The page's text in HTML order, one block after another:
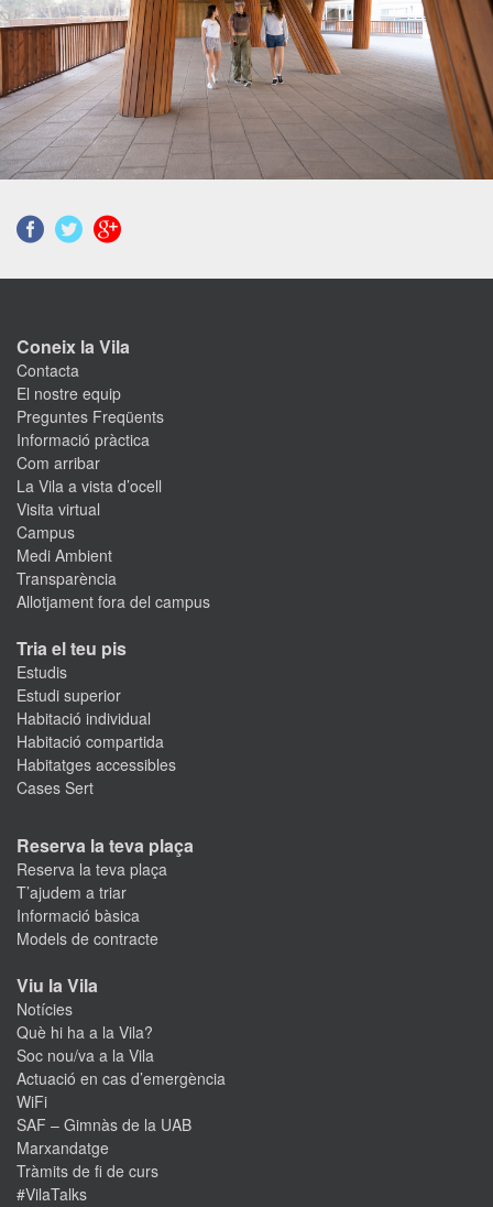
Coneix la Vila
Contacta
El nostre equip
Preguntes Freqüents
Informació pràctica
Com arribar
La Vila a vista d’ocell
Visita virtual
Campus
Medi Ambient
Transparència
Allotjament fora del campus
Tria el teu pis
Estudis
Estudi superior
Habitació individual
Habitació compartida
Habitatges accessibles
Cases Sert
Reserva la teva plaça
Reserva la teva plaça
T’ajudem a triar
Informació bàsica
Models de contracte
Viu la Vila
Notícies
Què hi ha a la Vila?
Soc nou/va a la Vila
Actuació en cas d’emergència
WiFi
SAF – Gimnàs de la UAB
Marxandatge
Tràmits de fi de curs
#VilaTalks